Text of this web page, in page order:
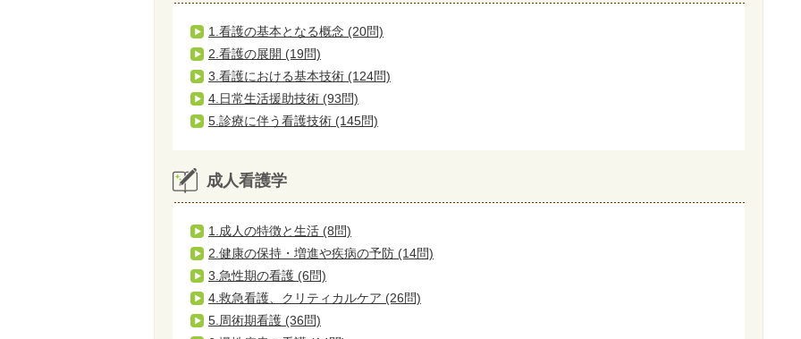
1.看護の基本となる概念 (20問)
2.看護の展開 (19問)
3.看護における基本技術 (124問)
4.日常生活援助技術 (93問)
5.診療に伴う看護技術 (145問)
成人看護学
1.成人の特徴と生活 (8問)
2.健康の保持・増進や疾病の予防 (14問)
3.急性期の看護 (6問)
4.救急看護、クリティカルケア (26問)
5.周術期看護 (36問)